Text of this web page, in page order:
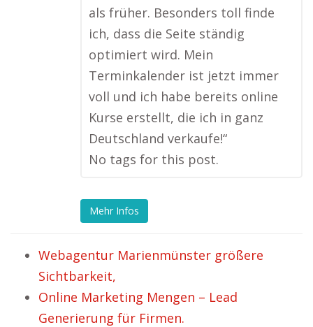
als früher. Besonders toll finde
ich, dass die Seite ständig
optimiert wird. Mein
Terminkalender ist jetzt immer
voll und ich habe bereits online
Kurse erstellt, die ich in ganz
Deutschland verkaufe!“
No tags for this post.
Mehr Infos
Webagentur Marienmünster größere
Sichtbarkeit,
Online Marketing Mengen – Lead
Generierung für Firmen.